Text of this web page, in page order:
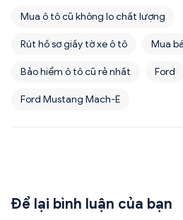
Mua ô tô cũ không lo chất lượng
Rút hồ sơ giấy tờ xe ô tô Mua
Bảo hiểm ô tô cũ rẻ nhất Ford
Ford Mustang Mach-E
Để lại bình luận của bạn